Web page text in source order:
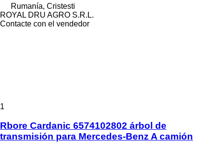
Rumanía, Cristesti
ROYAL DRU AGRO S.R.L.
Contacte con el vendedor
1
Rbore Cardanic 6574102802 árbol de
transmisión para Mercedes-Benz A camión